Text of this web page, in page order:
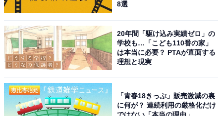
8選
20年間「駆け込み実績ゼロ」の
学校も…「こども110番の家」
は本当に必要？ PTAが直面する
理想と現実
「青春18きっぷ」販売激減の裏
に何が？ 連続利用の厳格化だけ